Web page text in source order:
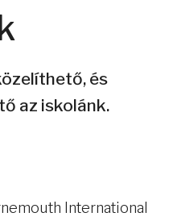
és
az iskolánk.
International